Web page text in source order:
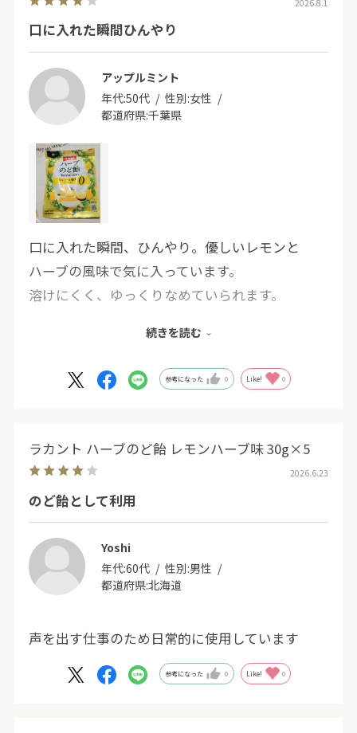
2026.8.1
口に入れた瞬間ひんやり
アップルミント
年代:50代 性別:女性
都道府県:千葉県
口に入れた瞬間、ひんやり。優しいレモンと
ハーブの風味で気に入っています。
溶けにくく、ゆっくりなめていられます。
続きを読む
参考になった 0 Like! 0
ラカント ハーブのど飴 レモンハーブ味 30g×5
2026.6.23
のど飴として利用
Yoshi
年代:60代 性別:男性
都道府県:北海道
声を出す仕事のため日常的に使用しています
参考になった 0 Like! 0